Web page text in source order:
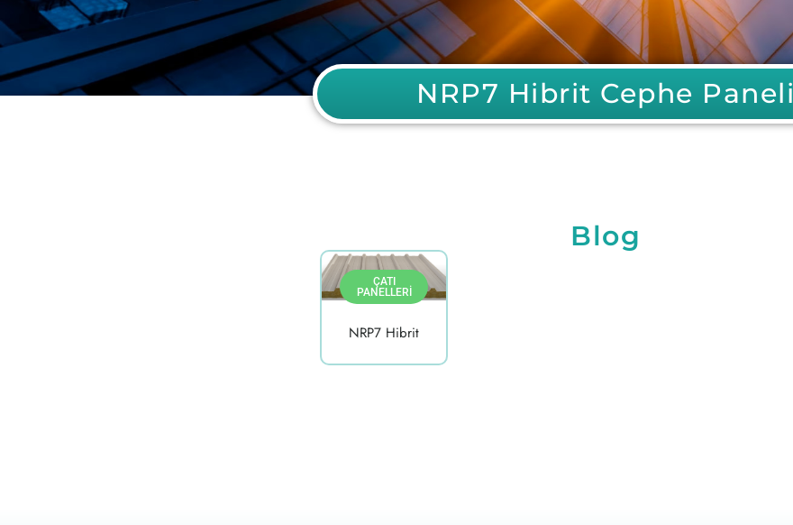
NRP7 Hibrit Cephe Paneli
Blog
ÇATI
PANELLERI
NRP7 Hibrit